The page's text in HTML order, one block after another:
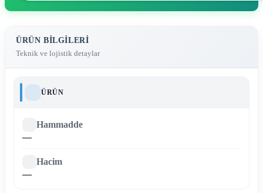
ÜRÜN BILGILERI
Teknik ve lojistik detaylar
ÜRÜN
Hammadde
—
Hacim
—